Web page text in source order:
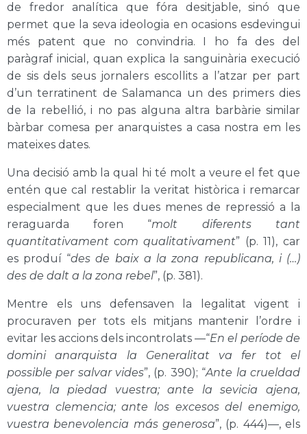
de fredor analítica que fóra desitjable, sinó que
permet que la seva ideologia en ocasions esdevingui
més patent que no convindria. I ho fa des del
paràgraf inicial, quan explica la sanguinària execució
de sis dels seus jornalers escollits a l’atzar per part
d’un terratinent de Salamanca un des primers dies
de la rebel·lió, i no pas alguna altra barbàrie similar
bàrbar comesa per anarquistes a casa nostra em les
mateixes dates.
Una decisió amb la qual hi té molt a veure el fet que
entén que cal restablir la veritat històrica i remarcar
especialment que les dues menes de repressió a la
reraguarda foren “molt diferents tant
quantitativament com qualitativament” (p. 11), car
es produí “des de baix a la zona republicana, i (…)
des de dalt a la zona rebel”, (p. 381).
Mentre els uns defensaven la legalitat vigent i
procuraven per tots els mitjans mantenir l’ordre i
evitar les accions dels incontrolats —“En el període de
domini anarquista la Generalitat va fer tot el
possible per salvar vides”, (p. 390); “Ante la crueldad
ajena, la piedad vuestra; ante la sevicia ajena,
vuestra clemencia; ante los excesos del enemigo,
vuestra benevolencia más generosa”, (p. 444)—, els